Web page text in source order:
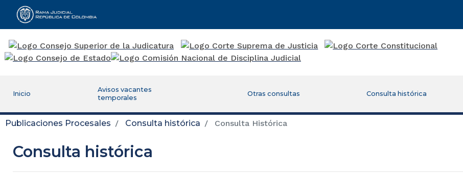
Rama Judicial
Inicio
Avisos vacantes
temporales
Otras consultas Consulta histórica
Publicaciones Procesales Consulta histórica Consulta Histórica
Consulta histórica